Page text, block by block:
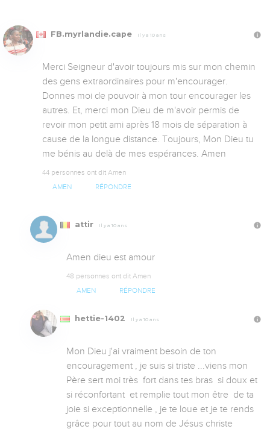
FB.myrlandie.cape Il y a 10 ans
Merci Seigneur d'avoir toujours mis sur mon chemin
des gens extraordinaires pour m'encourager.
Donnes moi de pouvoir à mon tour encourager les
autres. Et, merci mon Dieu de m'avoir permis de
revoir mon petit ami après 18 mois de séparation à
cause de la longue distance. Toujours, Mon Dieu tu
me bénis au delà de mes espérances. Amen
44 personnes ont dit Amen
AMEN RÉPONDRE
attir Il y a 10 ans
Amen dieu est amour
48 personnes ont dit Amen
AMEN RÉPONDRE
hettie-1402 Il y a 10 ans
Mon Dieu j'ai vraiment besoin de ton
encouragement , je suis si triste ...viens mon
Père sert moi très  fort dans tes bras  si doux et
si réconfortant  et remplie tout mon être  de ta
joie si exceptionnelle , je te loue et je te rends
grâce pour tout au nom de Jésus christe